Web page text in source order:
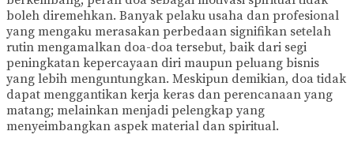
boleh diremehkan. Banyak pelaku usaha dan profesional
yang mengaku merasakan perbedaan signifikan setelah
rutin mengamalkan doa-doa tersebut, baik dari segi
peningkatan kepercayaan diri maupun peluang bisnis
yang lebih menguntungkan. Meskipun demikian, doa tidak
dapat menggantikan kerja keras dan perencanaan yang
matang; melainkan menjadi pelengkap yang
menyeimbangkan aspek material dan spiritual.